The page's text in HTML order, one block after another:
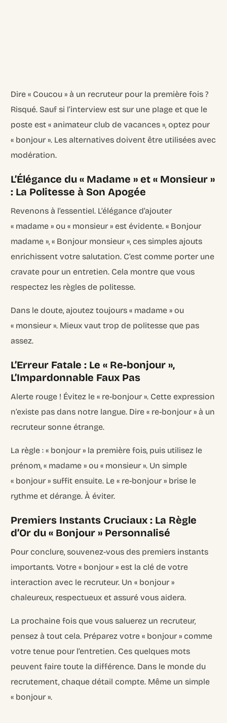
Dire « Coucou » à un recruteur pour la première fois ?
Risqué. Sauf si l’interview est sur une plage et que le
poste est « animateur club de vacances », optez pour
« bonjour ». Les alternatives doivent être utilisées avec
modération.
L’Élégance du « Madame » et « Monsieur »
: La Politesse à Son Apogée
Revenons à l’essentiel. L’élégance d’ajouter
« madame » ou « monsieur » est évidente. « Bonjour
madame », « Bonjour monsieur », ces simples ajouts
enrichissent votre salutation. C’est comme porter une
cravate pour un entretien. Cela montre que vous
respectez les règles de politesse.
Dans le doute, ajoutez toujours « madame » ou
« monsieur ». Mieux vaut trop de politesse que pas
assez.
L’Erreur Fatale : Le « Re-bonjour »,
L’Impardonnable Faux Pas
Alerte rouge ! Évitez le « re-bonjour ». Cette expression
n’existe pas dans notre langue. Dire « re-bonjour » à un
recruteur sonne étrange.
La règle : « bonjour » la première fois, puis utilisez le
prénom, « madame » ou « monsieur ». Un simple
« bonjour » suffit ensuite. Le « re-bonjour » brise le
rythme et dérange. À éviter.
Premiers Instants Cruciaux : La Règle
d’Or du « Bonjour » Personnalisé
Pour conclure, souvenez-vous des premiers instants
importants. Votre « bonjour » est la clé de votre
interaction avec le recruteur. Un « bonjour »
chaleureux, respectueux et assuré vous aidera.
La prochaine fois que vous saluerez un recruteur,
pensez à tout cela. Préparez votre « bonjour » comme
votre tenue pour l’entretien. Ces quelques mots
peuvent faire toute la différence. Dans le monde du
recrutement, chaque détail compte. Même un simple
« bonjour ».